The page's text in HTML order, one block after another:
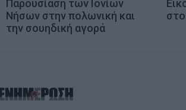
Παρουσίαση των Ιονίων
Νήσων στην πολωνική και
την σουηδική αγορά